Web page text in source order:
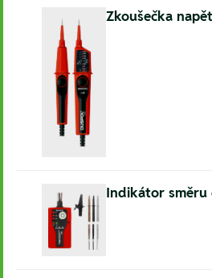
Zkoušečka
Indikátor směru